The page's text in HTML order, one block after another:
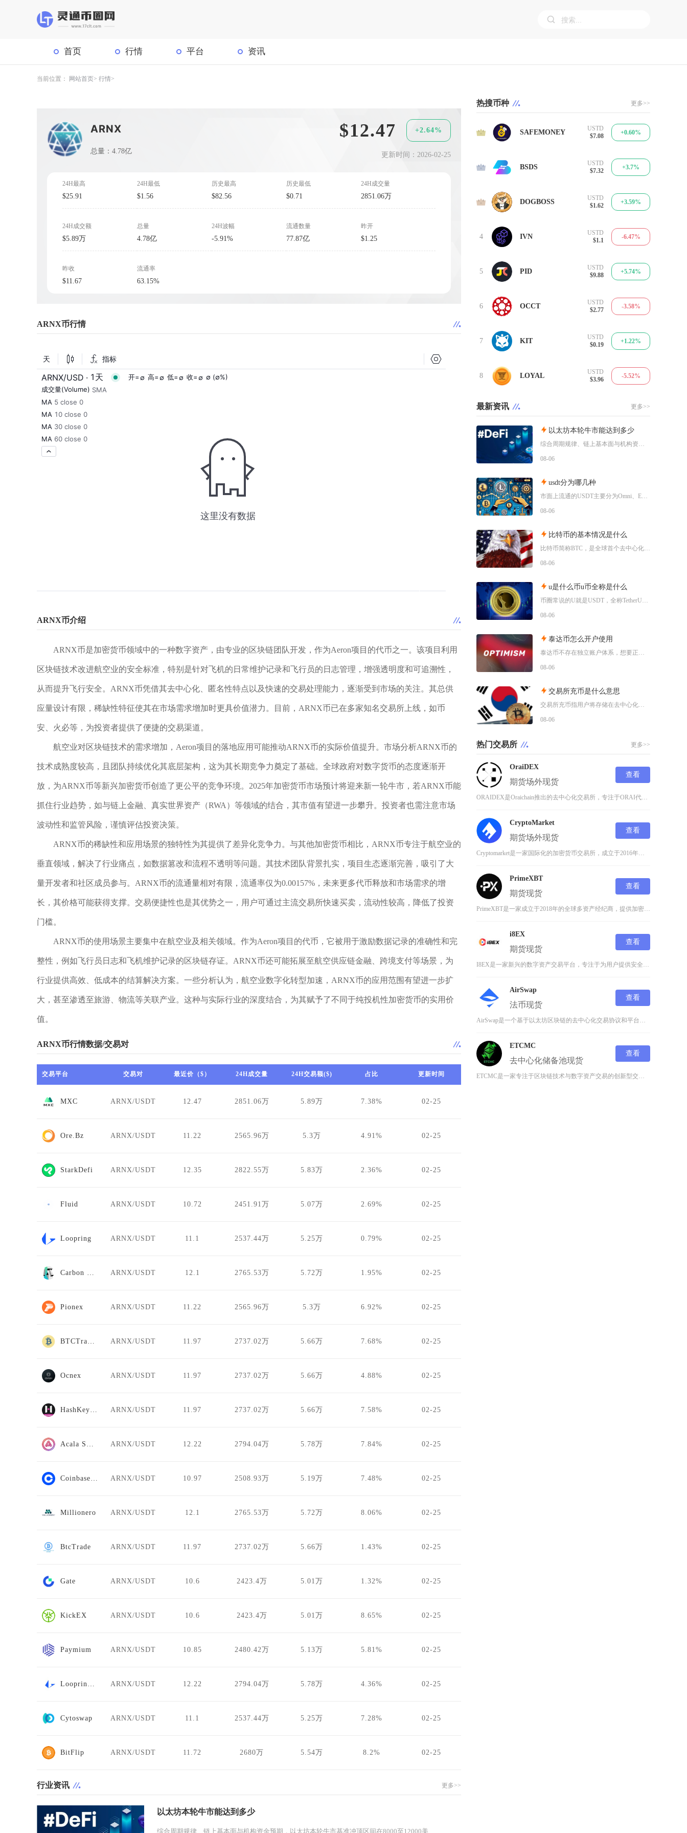
首页 行情 平台 资讯
当前位置： 网站首页 行情
ARNX
总量：4.78亿
$12.47 +2.64%
更新时间：2026-02-25
24H最高
$25.91
24H最低
$1.56
历史最高
$82.56
历史最低
$0.71
24H成交量
2851.06万
24H成交额
$5.89万
总量
4.78亿
24H波幅
-5.91%
流通数量
77.87亿
昨开
$1.25
昨收
$11.67
流通率
63.15%
ARNX币行情
ARNX币介绍
ARNX币是加密货币领域中的一种数字资产，由专业的区块链团队开发，作为Aeron项目的代币之一。该项目利用
区块链技术改进航空业的安全标准，特别是针对飞机的日常维护记录和飞行员的日志管理，增强透明度和可追溯性，
从而提升飞行安全。ARNX币凭借其去中心化、匿名性特点以及快速的交易处理能力，逐渐受到市场的关注。其总供
应量设计有限，稀缺性特征使其在市场需求增加时更具价值潜力。目前，ARNX币已在多家知名交易所上线，如币
安、火必等，为投资者提供了便捷的交易渠道。
航空业对区块链技术的需求增加，Aeron项目的落地应用可能推动ARNX币的实际价值提升。市场分析ARNX币的
技术成熟度较高，且团队持续优化其底层架构，这为其长期竞争力奠定了基础。全球政府对数字货币的态度逐渐开
放，为ARNX币等新兴加密货币创造了更公平的竞争环境。2025年加密货币市场预计将迎来新一轮牛市，若ARNX币能
抓住行业趋势，如与链上金融、真实世界资产（RWA）等领域的结合，其市值有望进一步攀升。投资者也需注意市场
波动性和监管风险，谨慎评估投资决策。
ARNX币的稀缺性和应用场景的独特性为其提供了差异化竞争力。与其他加密货币相比，ARNX币专注于航空业的
垂直领域，解决了行业痛点，如数据篡改和流程不透明等问题。其技术团队背景扎实，项目生态逐渐完善，吸引了大
量开发者和社区成员参与。ARNX币的流通量相对有限，流通率仅为0.00157%，未来更多代币释放和市场需求的增
长，其价格可能获得支撑。交易便捷性也是其优势之一，用户可通过主流交易所快速买卖，流动性较高，降低了投资
门槛。
ARNX币的使用场景主要集中在航空业及相关领域。作为Aeron项目的代币，它被用于激励数据记录的准确性和完
整性，例如飞行员日志和飞机维护记录的区块链存证。ARNX币还可能拓展至航空供应链金融、跨境支付等场景，为
行业提供高效、低成本的结算解决方案。一些分析认为，航空业数字化转型加速，ARNX币的应用范围有望进一步扩
大，甚至渗透至旅游、物流等关联产业。这种与实际行业的深度结合，为其赋予了不同于纯投机性加密货币的实用价
值。
ARNX币行情数据/交易对
交易平台 交易对 最近价（$） 24H成交量 24H交易额($) 占比 更新时间
MXC ARNX/USDT 12.47 2851.06万 5.89万 7.38% 02-25
Ore.Bz ARNX/USDT 11.22 2565.96万 5.3万 4.91% 02-25
StarkDefi ARNX/USDT 12.35 2822.55万 5.83万 2.36% 02-25
Fluid ARNX/USDT 10.72 2451.91万 5.07万 2.69% 02-25
Loopring ARNX/USDT 11.1 2537.44万 5.25万 0.79% 02-25
Carbon DeFi ARNX/USDT 12.1 2765.53万 5.72万 1.95% 02-25
Pionex ARNX/USDT 11.22 2565.96万 5.3万 6.92% 02-25
BTCTradeUA ARNX/USDT 11.97 2737.02万 5.66万 7.68% 02-25
Ocnex ARNX/USDT 11.97 2737.02万 5.66万 4.88% 02-25
HashKey Global ARNX/USDT 11.97 2737.02万 5.66万 7.58% 02-25
Acala Swap ARNX/USDT 12.22 2794.04万 5.78万 7.84% 02-25
Coinbase Pro ARNX/USDT 10.97 2508.93万 5.19万 7.48% 02-25
Millionero ARNX/USDT 12.1 2765.53万 5.72万 8.06% 02-25
BtcTrade ARNX/USDT 11.97 2737.02万 5.66万 1.43% 02-25
Gate ARNX/USDT 10.6 2423.4万 5.01万 1.32% 02-25
KickEX ARNX/USDT 10.6 2423.4万 5.01万 8.65% 02-25
Paymium ARNX/USDT 10.85 2480.42万 5.13万 5.81% 02-25
Loopring AMM ARNX/USDT 12.22 2794.04万 5.78万 4.36% 02-25
Cytoswap ARNX/USDT 11.1 2537.44万 5.25万 7.28% 02-25
BitFlip ARNX/USDT 11.72 2680万 5.54万 8.2% 02-25
行业资讯 更多>>
以太坊本轮牛市能达到多少
综合周期规律、链上基本面与机构资金预期，以太坊本轮牛市基准冲顶区间在8000至12000美
热搜币种 更多>>
1 SAFEMONEY
USTD
$7.08
+0.60%
2 BSDS
USTD
$7.32
+3.7%
3 DOGBOSS
USTD
$1.62
+3.59%
4 IVN
USTD
$1.1
-6.47%
5 PID
USTD
$9.88
+5.74%
6 OCCT
USTD
$2.77
-3.58%
7 KIT
USTD
$0.19
+1.22%
8 LOYAL
USTD
$3.96
-5.52%
最新资讯 更多>>
以太坊本轮牛市能达到多少
综合周期规律、链上基本面与机构资金预期，以太坊本轮牛市基准冲顶区间在8000至12000美
08-06
usdt分为哪几种
市面上流通的USDT主要分为Omni、ERC20、TRC20、BEP20四类主流版本，同时
08-06
比特币的基本情况是什么
比特币简称BTC，是全球首个去中心化加密数字资产，依托区块链与工作量证明机制运行，无任何中
08-06
u是什么币u币全称是什么
币圈常说的U就是USDT，全称TetherUSD，中文名称泰达币，是当前市场流通规模最大的
08-06
泰达币怎么开户使用
泰达币不存在独立账户体系，想要正常使用泰达币，主要分为中心化交易平台开户和去中心化钱包创建
08-06
交易所充币是什么意思
交易所充币指用户将存储在去中心化钱包、其他交易平台内的数字加密资产，通过对应区块链网络转入
08-06
热门交易所 更多>>
OraiDEX
期货场外现货
查看
ORAIDEX是Oraichain推出的去中心化交易所，专注于ORAI代币及基于Cosmo
CryptoMarket
期货场外现货
查看
Cryptomarket是一家国际化的加密货币交易所，成立于2016年，通过提供安全、高效
PrimeXBT
期货现货
查看
PrimeXBT是一家成立于2018年的全球多资产经纪商，提供加密货币、外汇、大宗商品和股
i8EX
期货现货
查看
I8EX是一家新兴的数字资产交易平台，专注于为用户提供安全、高效、多元化的加密货币交易服务
AirSwap
法币现货
查看
AirSwap是一个基于以太坊区块链的去中心化交易协议和平台，由前VirtuFinanci
ETCMC
去中心化储备池现货
查看
ETCMC是一家专注于区块链技术与数字资产交易的创新型交易所，由国际顶尖金融科技团队于20